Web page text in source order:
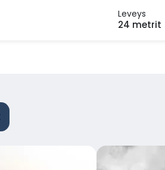
Leveys
24 metrit